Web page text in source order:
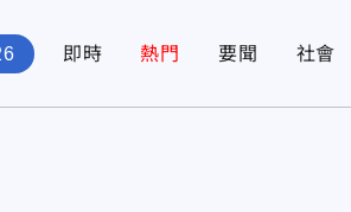
即時 熱門 要聞 社會